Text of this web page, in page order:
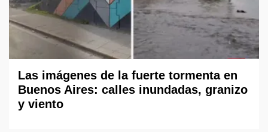
Las imágenes de la fuerte tormenta en
Buenos Aires: calles inundadas, granizo
y viento